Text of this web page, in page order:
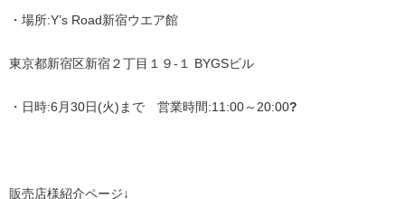
・場所:Y’s Road新宿ウエア館
東京都新宿区新宿２丁目１９-１ BYGSビル
・日時:6月30日(火)まで 営業時間:11:00～20:00?
販売店様紹介ページ↓